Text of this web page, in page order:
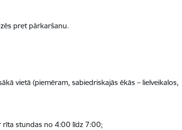
pret pārkaršanu.
vietā (piemēram, sabiedriskajās ēkās – lielveikalos,
rīta stundas no 4:00 līdz 7:00;